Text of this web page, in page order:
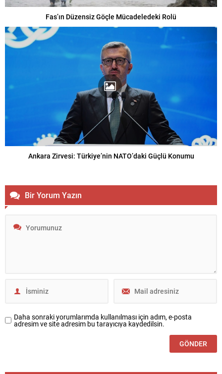
Fas’ın Düzensiz Göçle Mücadeledeki Rolü
Ankara Zirvesi: Türkiye’nin NATO’daki Güçlü Konumu
Bir Yorum Yazın
Daha sonraki yorumlarımda kullanılması için adım, e-posta
adresim ve site adresim bu tarayıcıya kaydedilsin.